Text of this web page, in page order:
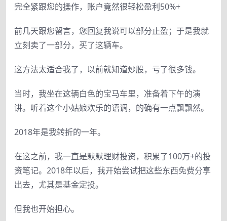
完全紧跟您的操作，账户竟然很轻松盈利50%+
前几天跟您留言，您回复我说可以部分止盈；于是我就
立刻卖了一部分，买了这辆车。
这方法太适合我了，以前就知道炒股，亏了很多钱。
当时，我坐在这辆白色的宝马车里，准备着下午的演
讲。听着这个小姑娘欢乐的语调，的确有一点飘飘然。
2018年是我转折的一年。
在这之前，我一直是默默理财投资，积累了100万+的投
资笔记。2018年以后，我开始尝试把这些东西免费分享
出去，尤其是基金定投。
但我也开始担心。